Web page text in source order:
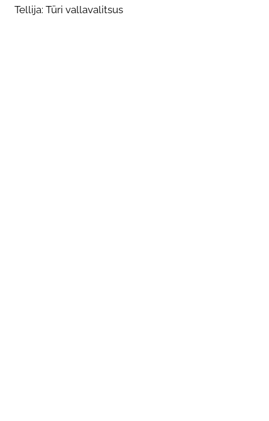
Tellija: Türi vallavalitsus